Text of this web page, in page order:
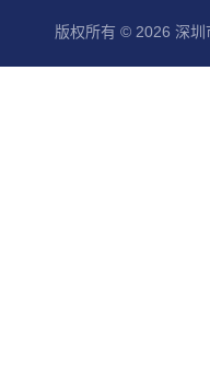
版权所有 © 2026 深